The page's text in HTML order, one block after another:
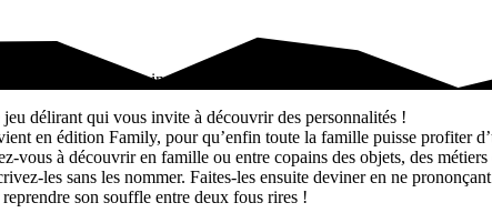
jeu délirant qui vous invite à découvrir des personnalités !Le…
délirant qui vous invite à découvrir des personnalités !
en édition Family, pour qu’enfin toute la famille puisse profiter
vous à découvrir en famille ou entre copains des objets, des métiers
les sans les nommer. Faites-les ensuite deviner en ne
son souffle entre deux fous rires !